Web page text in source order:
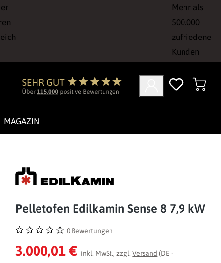
Mehr als
500.000
zufriedene
Kunden
MAGAZIN
Pelletofen Edilkamin Sense 8 7,9 kW
Durchschnittliche Bewertung von 0 von 5 Sternen
0 Bewertungen
3.000,01 € inkl. MwSt., zzgl.Versand (DE -